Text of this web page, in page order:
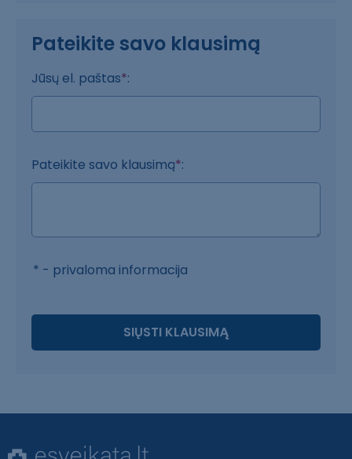
Pateikite savo klausimą
Jūsų el. paštas*:
Pateikite savo klausimą*:
* - privaloma informacija
SIŲSTI KLAUSIMĄ